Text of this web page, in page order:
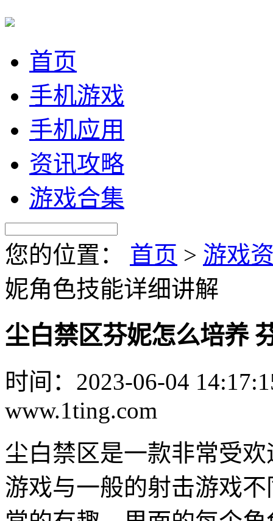
首页
手机游戏
手机应用
资讯攻略
游戏合集
您的位置： 首页 > 游戏
妮角色技能详细讲解
尘白禁区芬妮怎么培养
时间：2023-06-04
www.1ting.com
尘白禁区是一款非常受欢
游戏与一般的射击游戏